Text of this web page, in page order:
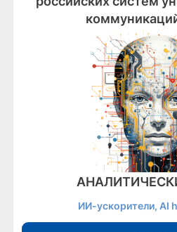
ИИ-ускорители, AI